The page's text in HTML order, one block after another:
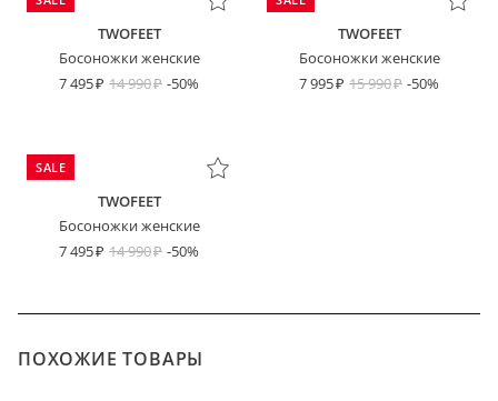
TWOFEET
Босоножки женские
7 495
14 990 -50%
TWOFEET
Босоножки женские
7 995
15 990 -50%
SALE
TWOFEET
Босоножки женские
7 495
14 990 -50%
ПОХОЖИЕ ТОВАРЫ